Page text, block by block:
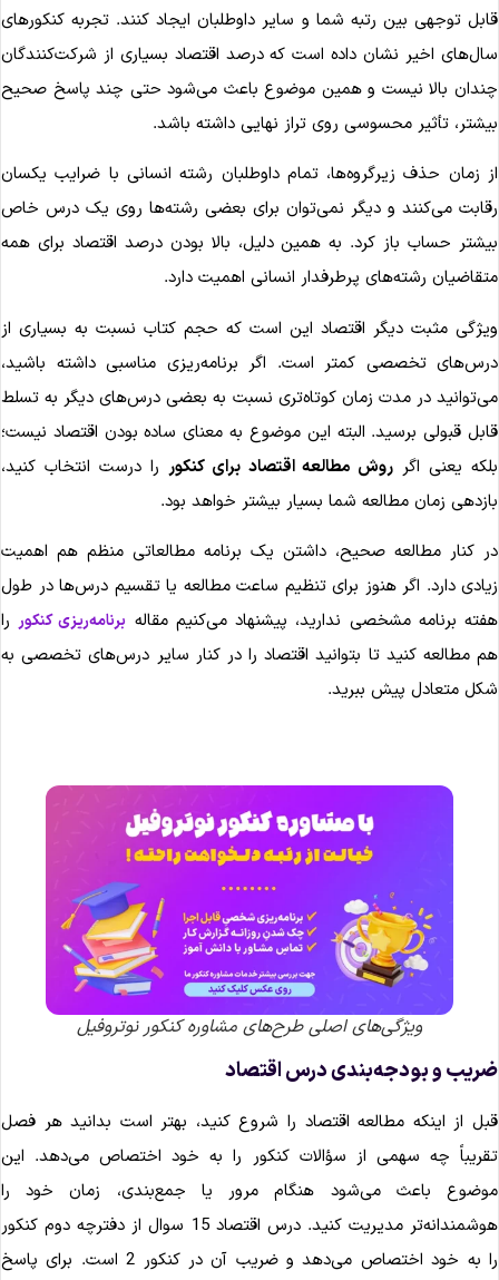
توجهی بین رتبه شما و سایر داوطلبان ایجاد کنند. تجربه کنکورهای
اخیر نشان داده است که درصد اقتصاد بسیاری از شرکت‌کنندگان
بالا نیست و همین موضوع باعث می‌شود حتی چند پاسخ صحیح
تأثیر محسوسی روی تراز نهایی داشته باشد.
زمان حذف زیرگروه‌ها، تمام داوطلبان رشته انسانی با ضرایب یکسان
می‌کنند و دیگر نمی‌توان برای بعضی رشته‌ها روی یک درس خاص
حساب باز کرد. به همین دلیل، بالا بودن درصد اقتصاد برای همه
رشته‌های پرطرفدار انسانی اهمیت دارد.
مثبت دیگر اقتصاد این است که حجم کتاب نسبت به بسیاری از
تخصصی کمتر است. اگر برنامه‌ریزی مناسبی داشته باشید،
در مدت زمان کوتاه‌تری نسبت به بعضی درس‌های دیگر به تسلط
قبولی برسید. البته این موضوع به معنای ساده بودن اقتصاد نیست؛
یعنی اگر روش مطالعه اقتصاد برای کنکوررا درست انتخاب کنید،
زمان مطالعه شما بسیار بیشتر خواهد بود.
کنار مطالعه صحیح، داشتن یک برنامه مطالعاتی منظم هم اهمیت
دارد. اگر هنوز برای تنظیم ساعت مطالعه یا تقسیم درس‌ها در طول
برنامه مشخصی ندارید، پیشنهاد می‌کنیم مقاله برنامه‌ریزی کنکوررا
مطالعه کنید تا بتوانید اقتصاد را در کنار سایر درس‌های تخصصی به
متعادل پیش ببرید.
ویژگی‌های اصلی طرح‌های مشاوره کنکور نوتروفیل
و بودجه‌بندی درس اقتصاد
از اینکه مطالعه اقتصاد را شروع کنید، بهتر است بدانید هر فصل
چه سهمی از سؤالات کنکور را به خود اختصاص می‌دهد. این
باعث می‌شود هنگام مرور یا جمع‌بندی، زمان خود را
هوشمندانه‌تر مدیریت کنید. درس اقتصاد 15 سوال از دفترچه دوم کنکور
را به خود اختصاص می‌دهد و ضریب آن در کنکور 2 است. برای پاسخ